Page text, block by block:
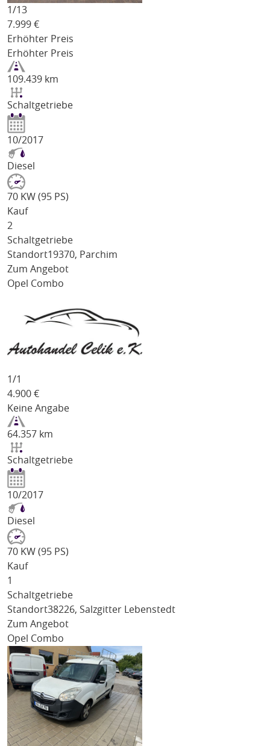
1/13
7.999 €
Erhöhter Preis
Erhöhter Preis
109.439 km
Schaltgetriebe
10/2017
Diesel
70 KW (95 PS)
Kauf
2
Schaltgetriebe
Standort19370, Parchim
Zum Angebot
Opel Combo
1/1
4.900 €
Keine Angabe
64.357 km
Schaltgetriebe
10/2017
Diesel
70 KW (95 PS)
Kauf
1
Schaltgetriebe
Standort38226, Salzgitter Lebenstedt
Zum Angebot
Opel Combo